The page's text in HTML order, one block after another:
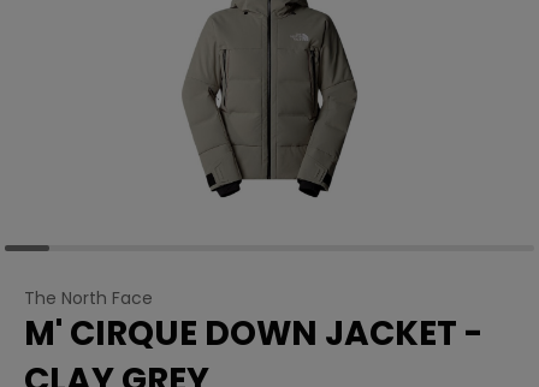
The North Face
M' CIRQUE DOWN JACKET -